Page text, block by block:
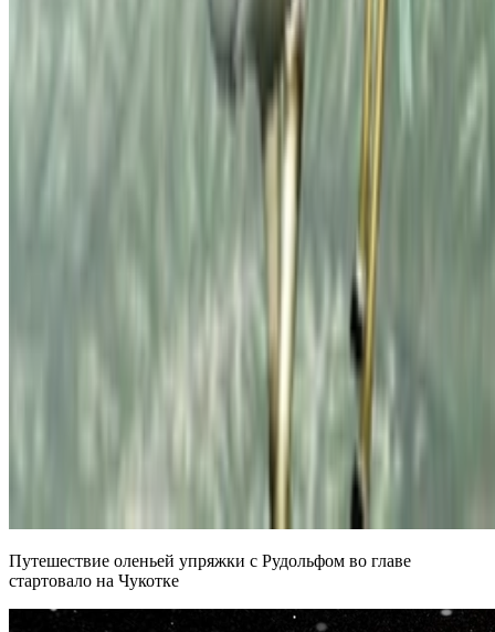
Путешествие оленьей упряжки с Рудольфом во главе
стартовало на Чукотке